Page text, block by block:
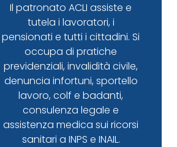
Il patronato ACLI assiste e
tutela i lavoratori, i
pensionati e tutti i cittadini. Si
occupa di pratiche
previdenziali, invalidità civile,
denuncia infortuni, sportello
lavoro, colf e badanti,
consulenza legale e
assistenza medica sui ricorsi
sanitari a INPS e INAIL.